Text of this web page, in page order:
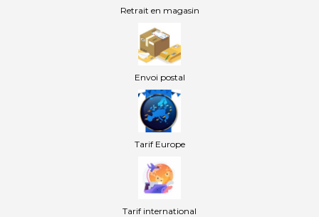
Retrait en magasin
Envoi postal
Tarif Europe
Tarif international